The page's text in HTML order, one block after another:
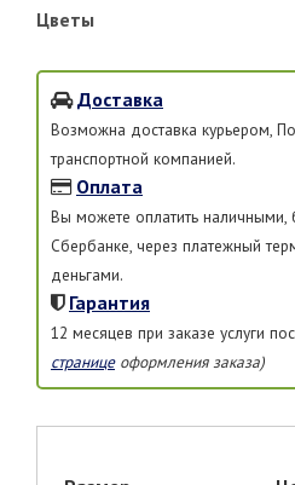
Цветы
Доставка
Возможна доставка курьером,
транспортной компанией.
Оплата
Вы можете оплатить наличными,
Сбербанке, через платежный
деньгами.
Гарантия
12 месяцев при заказе услуги
страницеоформления заказа)